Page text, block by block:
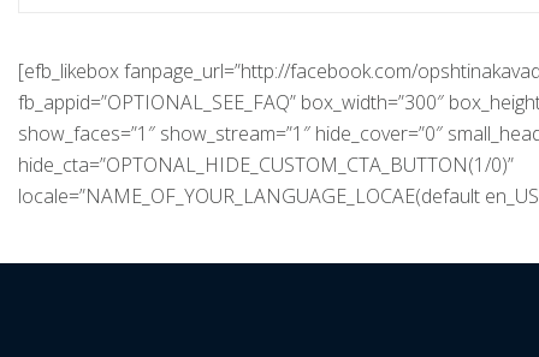
[efb_likebox fanpage_url=”http://facebook.com/
fb_appid=”OPTIONAL_SEE_FAQ” box_width=”300″
show_faces=”1″ show_stream=”1″ hide_cover=”0″
hide_cta=”OPTONAL_HIDE_CUSTOM_CTA_BUTTON(1/0)”
locale=”NAME_OF_YOUR_LANGUAGE_LOCAE(default